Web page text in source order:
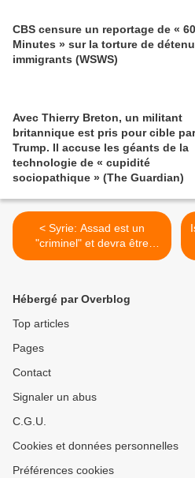
CBS censure un reportage de « 60
Minutes » sur la torture de
immigrants (WSWS)
Avec Thierry Breton, un militant
britannique est pris pour cible par
Trump. Il accuse les géants de la
technologie de « cupidité
sociopathique » (The Guardian)
< Syrie: Assad est un
"criminel" et devra être
jugé, affirme Macron (AFP)
Hébergé par Overblog
Top articles
Pages
Contact
Signaler un abus
C.G.U.
Cookies et données personnelles
Préférences cookies